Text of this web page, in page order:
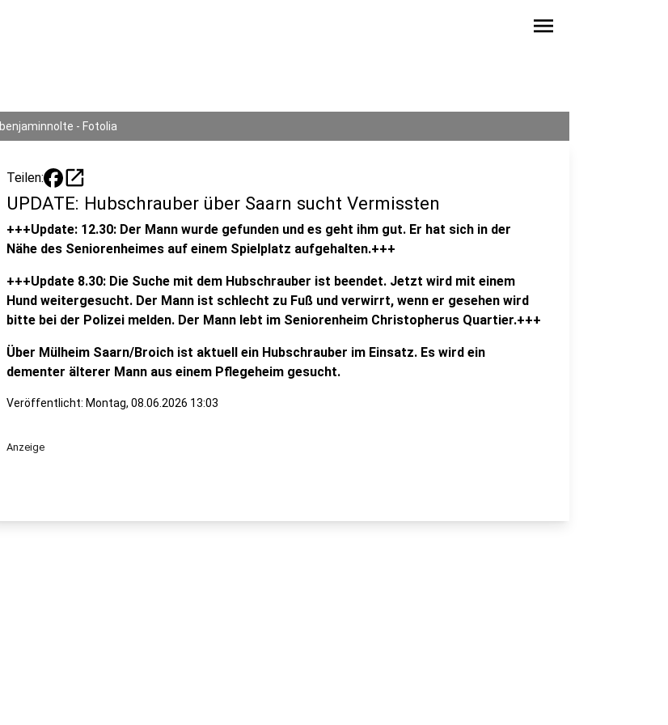
menu
benjaminnolte - Fotolia
Teilen: open_in_new
UPDATE: Hubschrauber über Saarn sucht Vermissten
+++Update: 12.30: Der Mann wurde gefunden und es geht ihm gut. Er hat sich in der
Nähe des Seniorenheimes auf einem Spielplatz aufgehalten.+++
+++Update 8.30: Die Suche mit dem Hubschrauber ist beendet. Jetzt wird mit einem
Hund weitergesucht. Der Mann ist schlecht zu Fuß und verwirrt, wenn er gesehen wird
bitte bei der Polizei melden. Der Mann lebt im Seniorenheim Christopherus Quartier.+++
Über Mülheim Saarn/Broich ist aktuell ein Hubschrauber im Einsatz. Es wird ein
dementer älterer Mann aus einem Pflegeheim gesucht.
Veröffentlicht: Montag, 08.06.2026 13:03
Anzeige